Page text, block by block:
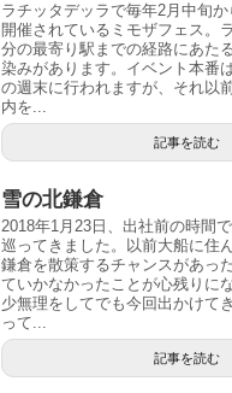
ラチッタデッラで毎年2月中旬
開催されているミモザフェス。
分の最寄り駅までの経路にあた
染みがあります。イベント本番
の週末に行われますが、それ以
内を...
記事を読む
雪の北鎌倉
2018年1月23日、出社前の時間
巡ってきました。以前大船に住
鎌倉を散策するチャンスがあっ
ていかなかったことが心残りに
少無理をしてでも今回出かけて
って...
記事を読む